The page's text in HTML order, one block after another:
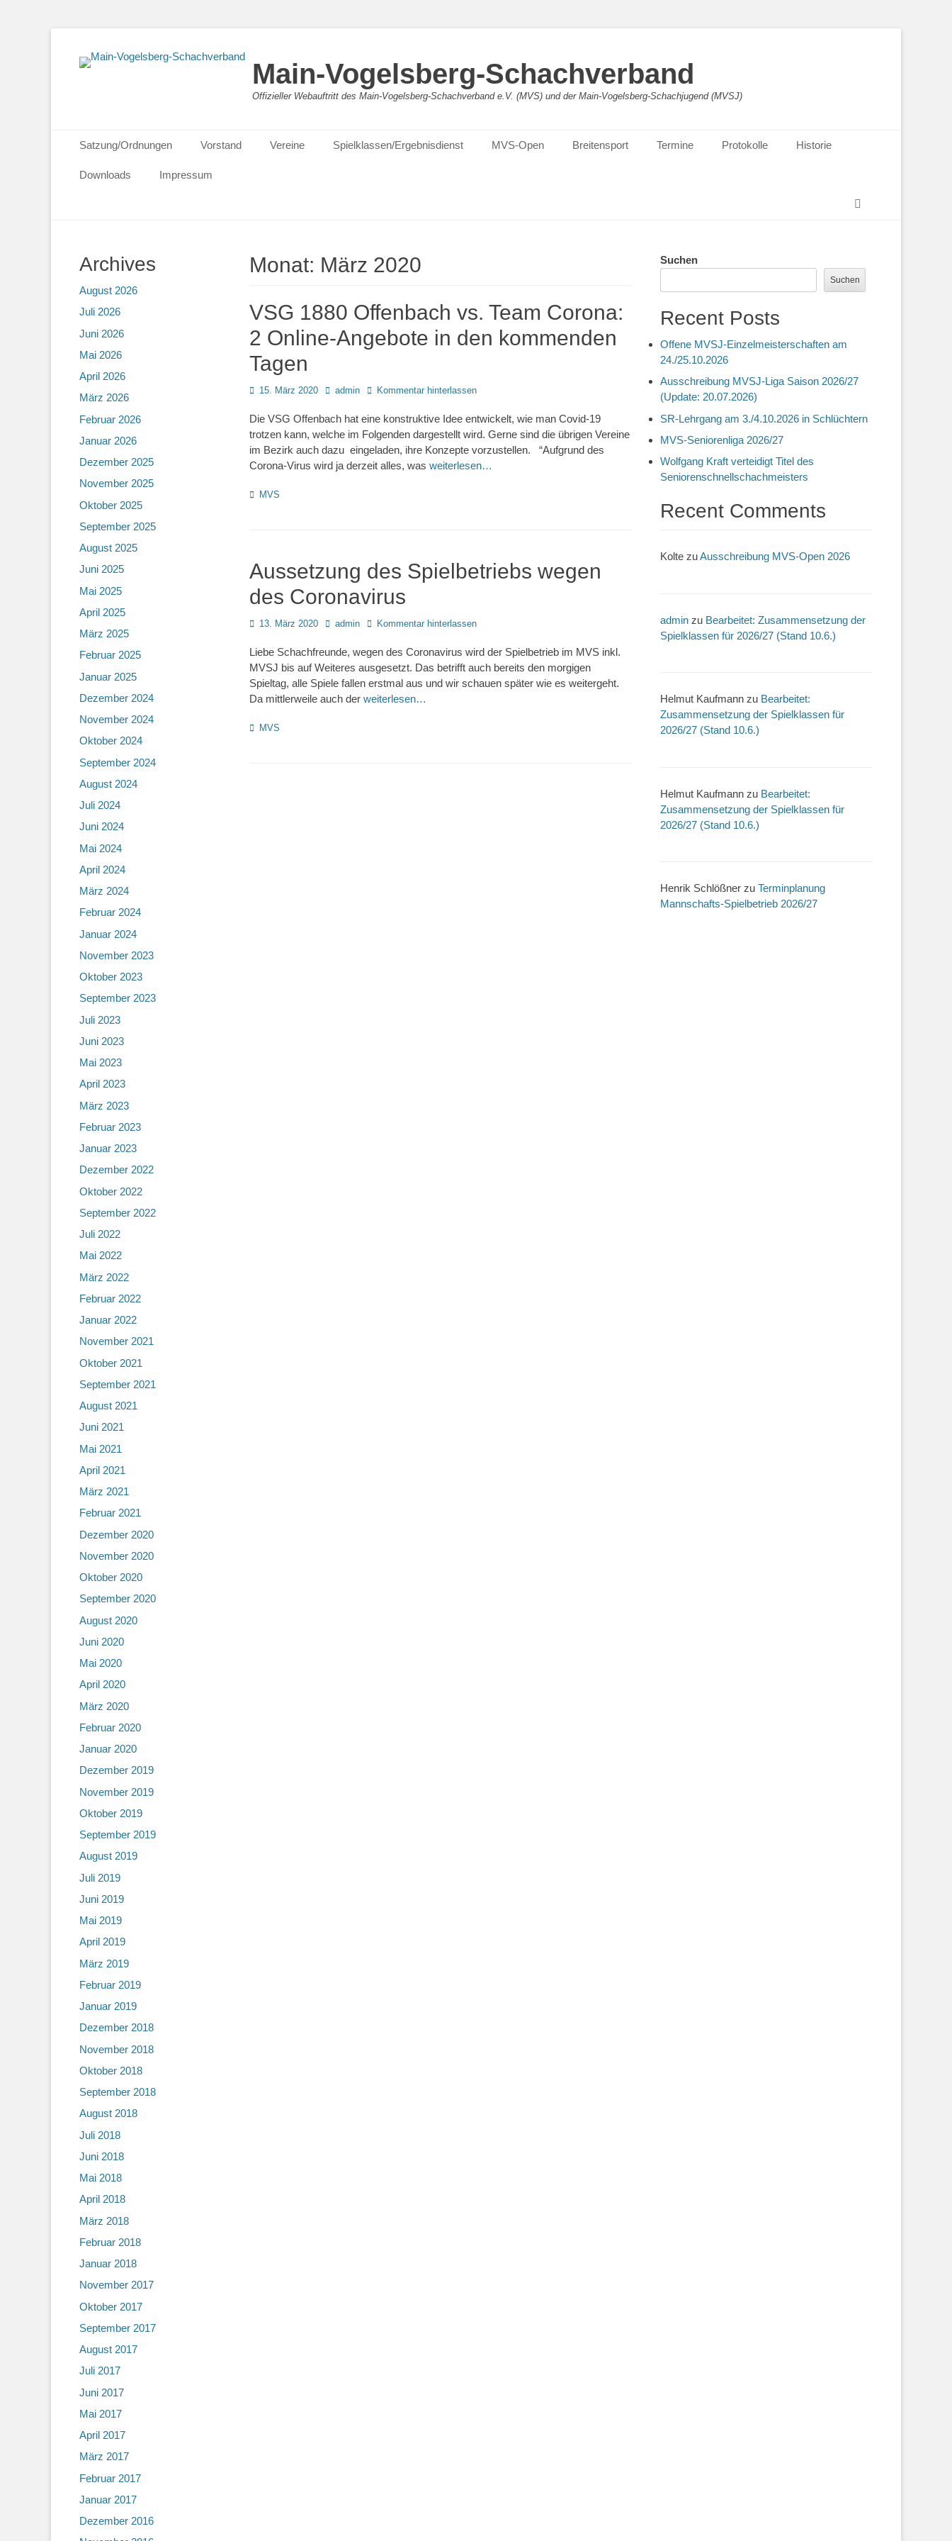
Main-Vogelsberg-Schachverband
Offizieller Webauftritt des Main-Vogelsberg-Schachverband e.V. (MVS) und der Main-Vogelsberg-Schachjugend (MVSJ)
Primäres Menü
Inhalt
springen
Satzung/Ordnungen Vorstand Vereine Spielklassen/Ergebnisdienst MVS-Open Breitensport Termine Protokolle Historie
Downloads
Impressum
Monat: März 2020
VSG 1880 Offenbach vs. Team Corona:
2 Online-Angebote in den kommenden
Tagen
Posted
15. März 2020 Autoradmin Kommentar hinterlassen
Die VSG Offenbach hat eine konstruktive Idee entwickelt, wie man Covid-19
trotzen kann, welche im Folgenden dargestellt wird. Gerne sind die übrigen Vereine
im Bezirk auch dazu eingeladen, ihre Konzepte vorzustellen. “Aufgrund des
Corona-Virus wird ja derzeit alles, was weiterlesen…
Kategorien
MVS
Aussetzung des Spielbetriebs wegen
des Coronavirus
Posted
13. März 2020 Autoradmin Kommentar hinterlassen
Liebe Schachfreunde, wegen des Coronavirus wird der Spielbetrieb im MVS inkl.
MVSJ bis auf Weiteres ausgesetzt. Das betrifft auch bereits den morgigen
Spieltag, alle Spiele fallen erstmal aus und wir schauen später wie es weitergeht.
Da mittlerweile auch der weiterlesen…
Kategorien
MVS
Suchen
Suchen
Recent Posts
Offene MVSJ-Einzelmeisterschaften am
24./25.10.2026
Ausschreibung MVSJ-Liga Saison 2026/27
(Update: 20.07.2026)
SR-Lehrgang am 3./4.10.2026 in Schlüchtern
MVS-Seniorenliga 2026/27
Wolfgang Kraft verteidigt Titel des
Seniorenschnellschachmeisters
Recent Comments
Kolte zuAusschreibung MVS-Open 2026
admin zu Bearbeitet: Zusammensetzung der
Spielklassen für 2026/27 (Stand 10.6.)
Helmut Kaufmann zu Bearbeitet:
Zusammensetzung der Spielklassen für
2026/27 (Stand 10.6.)
Helmut Kaufmann zu Bearbeitet:
Zusammensetzung der Spielklassen für
2026/27 (Stand 10.6.)
Henrik Schlößner zu Terminplanung
Mannschafts-Spielbetrieb 2026/27
Archives
August 2026
Juli 2026
Juni 2026
Mai 2026
April 2026
März 2026
Februar 2026
Januar 2026
Dezember 2025
November 2025
Oktober 2025
September 2025
August 2025
Juni 2025
Mai 2025
April 2025
März 2025
Februar 2025
Januar 2025
Dezember 2024
November 2024
Oktober 2024
September 2024
August 2024
Juli 2024
Juni 2024
Mai 2024
April 2024
März 2024
Februar 2024
Januar 2024
November 2023
Oktober 2023
September 2023
Juli 2023
Juni 2023
Mai 2023
April 2023
März 2023
Februar 2023
Januar 2023
Dezember 2022
Oktober 2022
September 2022
Juli 2022
Mai 2022
März 2022
Februar 2022
Januar 2022
November 2021
Oktober 2021
September 2021
August 2021
Juni 2021
Mai 2021
April 2021
März 2021
Februar 2021
Dezember 2020
November 2020
Oktober 2020
September 2020
August 2020
Juni 2020
Mai 2020
April 2020
März 2020
Februar 2020
Januar 2020
Dezember 2019
November 2019
Oktober 2019
September 2019
August 2019
Juli 2019
Juni 2019
Mai 2019
April 2019
März 2019
Februar 2019
Januar 2019
Dezember 2018
November 2018
Oktober 2018
September 2018
August 2018
Juli 2018
Juni 2018
Mai 2018
April 2018
März 2018
Februar 2018
Januar 2018
November 2017
Oktober 2017
September 2017
August 2017
Juli 2017
Juni 2017
Mai 2017
April 2017
März 2017
Februar 2017
Januar 2017
Dezember 2016